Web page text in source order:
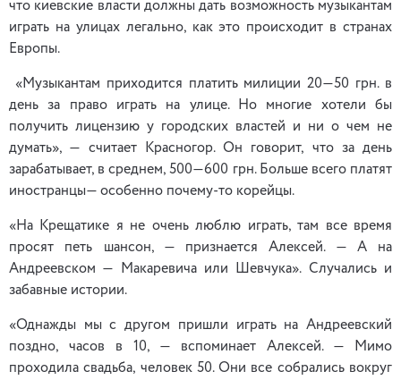
что киевские власти должны дать возможность музыкантам
играть на улицах легально, как это происходит в странах
Европы.
«Музыкантам приходится платить милиции 20—50 грн. в
день за право играть на улице. Но многие хотели бы
получить лицензию у городских властей и ни о чем не
думать», — считает Красногор. Он говорит, что за день
зарабатывает, в среднем, 500—600 грн. Больше всего платят
иностранцы— особенно почему-то корейцы.
«На Крещатике я не очень люблю играть, там все время
просят петь шансон, — признается Алексей. — А на
Андреевском — Макаревича или Шевчука». Случались и
забавные истории.
«Однажды мы с другом пришли играть на Андреевский
поздно, часов в 10, — вспоминает Алексей. — Мимо
проходила свадьба, человек 50. Они все собрались вокруг